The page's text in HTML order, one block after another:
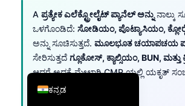
A ಪ್ರತ್ಯೇಕ ಎಲೆಕ್ಟ್ರೋಲೈಟ್ ಪ್ಯಾನೆಲ್ ಅನ್ನು ನಾಲ್ಕು
ಒಳಗೊಂಡಿದೆ: ಸೋಡಿಯಂ, ಪೊಟ್ಯಾಸಿಯಂ,
ಅನ್ನು ಸೂಚಿಸುತ್ತದೆ. ಮೂಲಭೂತ ಚಯಾಪಚಯ
ಸೇರಿಸುತ್ತದೆ ಗ್ಲೂಕೋಸ್, ಕ್ಯಾಲ್ಸಿಯಂ, BUN,
ಆದರೆ ಅದಕ್ಕೆ ಮೇಲಾಗಿ CMP ಯಲ್ಲಿ ಯಕೃತ್
ಸೂಚಕಗಳನ್ನು ಸೇರಿಸಲಾಗುತ್ತದೆ.
ಕನ್ನಡ
English
Deutsch
العربية
Français